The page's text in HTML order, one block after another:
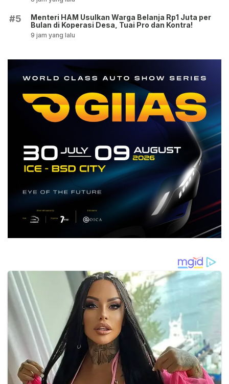
#5
Menteri HAM Usulkan Warga Belanja Rp1 Juta per
Bulan di Koperasi Desa, Tuai Pro dan Kontra!
9 jam yang lalu